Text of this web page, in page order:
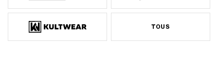
TOUS